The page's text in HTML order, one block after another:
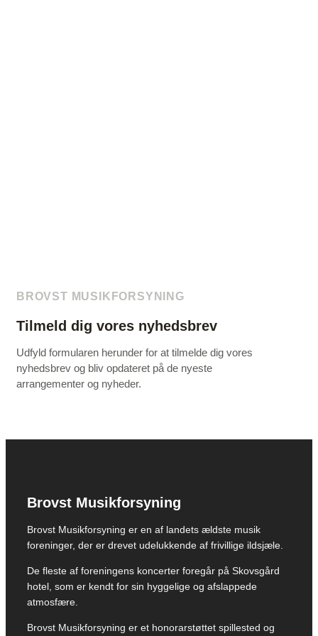
BROVST MUSIKFORSYNING
Tilmeld dig vores nyhedsbrev
Udfyld formularen herunder for at tilmelde dig vores
nyhedsbrev og bliv opdateret på de nyeste
arrangementer og nyheder.
Brovst Musikforsyning
Brovst Musikforsyning er en af landets ældste musik
foreninger, der er drevet udelukkende af frivillige ildsjæle.
De fleste af foreningens koncerter foregår på Skovsgård
hotel, som er kendt for sin hyggelige og afslappede
atmosfære.
Brovst Musikforsyning er et honorarstøttet spillested og